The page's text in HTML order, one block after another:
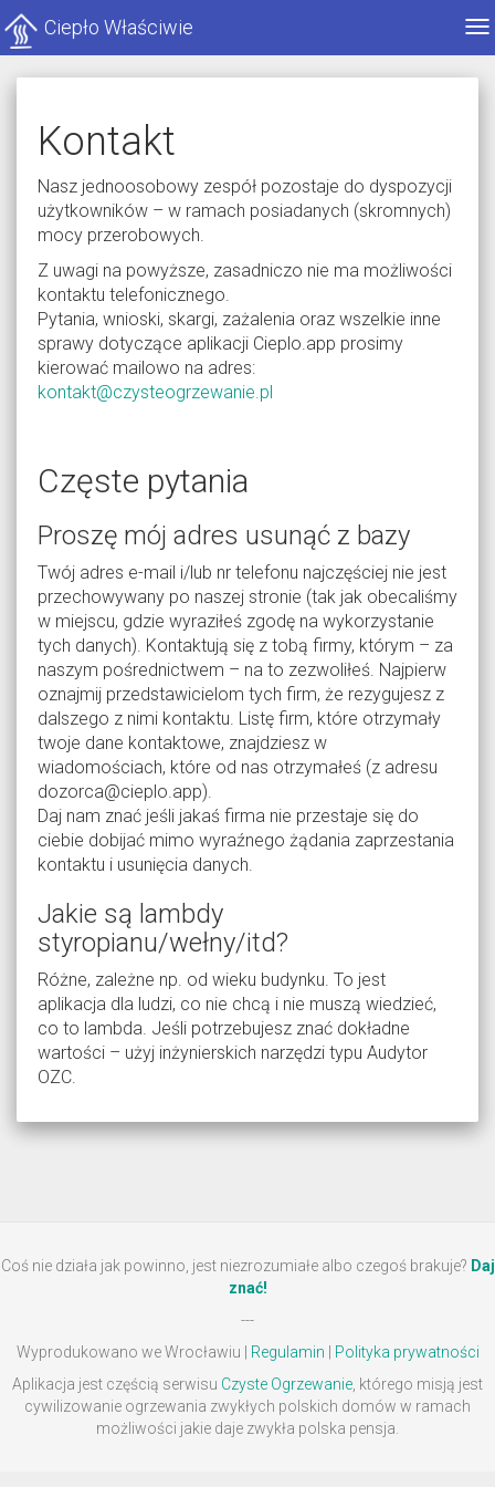
Ciepło Właściwie
Kontakt
Nasz jednoosobowy zespół pozostaje do dyspozycji
użytkowników – w ramach posiadanych (skromnych)
mocy przerobowych.
Z uwagi na powyższe, zasadniczo nie ma możliwości
kontaktu telefonicznego.
Pytania, wnioski, skargi, zażalenia oraz wszelkie inne
sprawy dotyczące aplikacji Cieplo.app prosimy
kierować mailowo na adres:
kontakt@czysteogrzewanie.pl
Częste pytania
Proszę mój adres usunąć z bazy
Twój adres e-mail i/lub nr telefonu najczęściej nie jest
przechowywany po naszej stronie (tak jak obecaliśmy
w miejscu, gdzie wyraziłeś zgodę na wykorzystanie
tych danych). Kontaktują się z tobą firmy, którym – za
naszym pośrednictwem – na to zezwoliłeś. Najpierw
oznajmij przedstawicielom tych firm, że rezygujesz z
dalszego z nimi kontaktu. Listę firm, które otrzymały
twoje dane kontaktowe, znajdziesz w
wiadomościach, które od nas otrzymałeś (z adresu
dozorca@cieplo.app).
Daj nam znać jeśli jakaś firma nie przestaje się do
ciebie dobijać mimo wyraźnego żądania zaprzestania
kontaktu i usunięcia danych.
Jakie są lambdy
styropianu/wełny/itd?
Różne, zależne np. od wieku budynku. To jest
aplikacja dla ludzi, co nie chcą i nie muszą wiedzieć,
co to lambda. Jeśli potrzebujesz znać dokładne
wartości – użyj inżynierskich narzędzi typu Audytor
OZC.
Coś nie działa jak powinno, jest niezrozumiałe albo czegoś brakuje? Daj
znać!
---
Wyprodukowano we Wrocławiu | Regulamin
Polityka prywatności
Aplikacja jest częścią serwisu Czyste Ogrzewanie , którego misją jest
cywilizowanie ogrzewania zwykłych polskich domów w ramach
możliwości jakie daje zwykła polska pensja.